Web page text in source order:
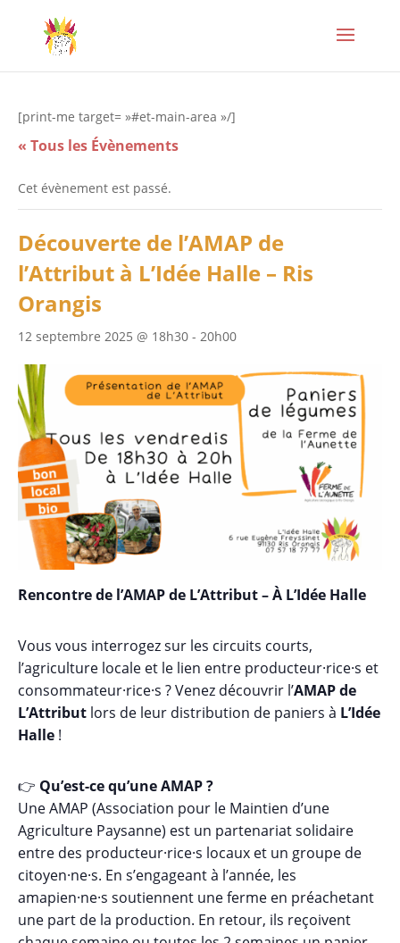
[print-me target= »#et-main-area »/]
« Tous les Évènements
Cet évènement est passé.
Découverte de l’AMAP de
l’Attribut à L’Idée Halle – Ris
Orangis
12 septembre 2025 @ 18h30 - 20h00
Rencontre de l’AMAP de L’Attribut – À L’Idée Halle
Vous vous interrogez sur les circuits courts,
l’agriculture locale et le lien entre producteur·rice·s et
consommateur·rice·s ? Venez découvrir l’AMAP de
L’Attribut lors de leur distribution de paniers à L’Idée
Halle !
👉 Qu’est-ce qu’une AMAP ?
Une AMAP (Association pour le Maintien d’une
Agriculture Paysanne) est un partenariat solidaire
entre des producteur·rice·s locaux et un groupe de
citoyen·ne·s. En s’engageant à l’année, les
amapien·ne·s soutiennent une ferme en préachetant
une part de la production. En retour, ils reçoivent